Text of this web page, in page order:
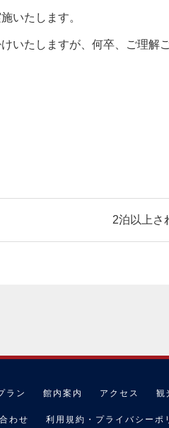
いたします。
いたしますが、何卒、ご理解
2泊以上さ
ラン 館内案内 アクセス 観
わせ 利用規約・プライバシーポ